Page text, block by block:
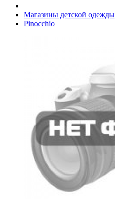
Магазины детской одежды
Pinocchio